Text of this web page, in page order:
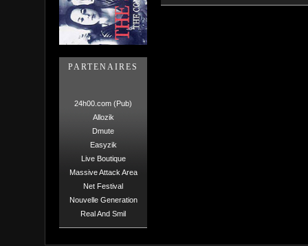
PARTENAIRES
24h00.com (Pub)
Allozik
Dmute
Easyzik
Live Boutique
Massive Attack Area
Net Festival
Nouvelle Generation
Real And Smil